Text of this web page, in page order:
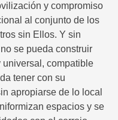
y compromiso
al conjunto de los
sin Ellos. Y sin
se pueda construir
compatible
tener con su
apropiarse de lo local
espacios y se